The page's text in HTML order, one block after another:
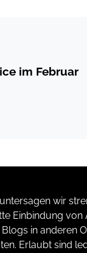
im Februar
wir
Einbindung von
in anderen
Erlaubt sind